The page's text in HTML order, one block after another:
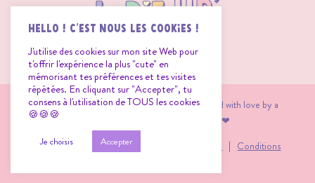
©2026 LODIE UP’ FACE PAINTING – Created with love by a
passionate Face Painting enthusiast ❤︎
Mentions Légales|Politique de Confidentialité | Conditions
Hello ! C'est nous les Cookies !
J'utilise des cookies sur mon site Web pour
t'offrir l'expérience la plus "cute" en
mémorisant tes préférences et tes visites
répétées. En cliquant sur "Accepter", tu
consens à l'utilisation de TOUS les cookies
🍪🍪🍪
Je choisis Accepter